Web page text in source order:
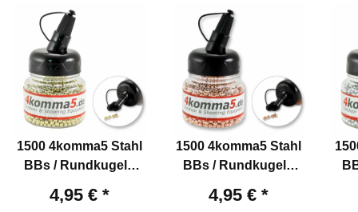
1500 4komma5 Stahl
BBs / Rundkugeln
Messing überzogen
4,95 € *
1500 4komma5 Stahl
BBs / Rundkugeln
verkupfert für Co2-
4,95 € *